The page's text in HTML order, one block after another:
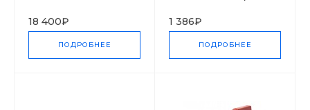
18 400₽
ПОДРОБНЕЕ
наруж., хром., ручка
-бабочка красная
1 386₽
ПОДРОБНЕЕ